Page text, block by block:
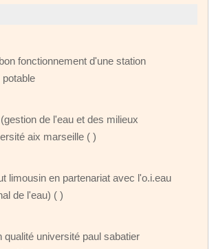
fonctionnement d'une station
potable
de l'eau et des milieux
aix marseille ( )
limousin en partenariat avec l'o.i.eau
de l'eau) ( )
qualité université paul sabatier